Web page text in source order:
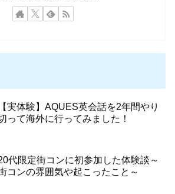
【実体験】AQUES英会話を2年間やり
って海外に行ってみました！
代限定街コンに初参加した体験談～
コンの雰囲気や起こったこと～